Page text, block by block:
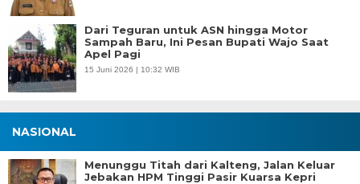
Dari Teguran untuk ASN hingga Motor
Sampah Baru, Ini Pesan Bupati Wajo Saat
Apel Pagi
15 Juni 2026 | 10:32 WIB
NASIONAL
Menunggu Titah dari Kalteng, Jalan Keluar
Jebakan HPM Tinggi Pasir Kuarsa Kepri